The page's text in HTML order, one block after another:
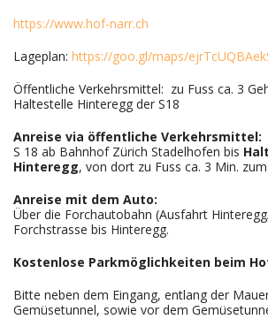
https://www.hof-narr.ch
Lageplan: https://goo.gl/maps/
Öffentliche Verkehrsmittel: zu Fuss ca. 3
Haltestelle Hinteregg der S18
Anreise via öffentliche Verkehrsmittel:
S 18 ab Bahnhof Zürich Stadelhofen bis
Hinteregg, von dort zu Fuss ca. 3 Min.
Anreise mit dem Auto:
Über die Forchautobahn (Ausfahrt
Forchstrasse bis Hinteregg.
Kostenlose Parkmöglichkeiten beim
Bitte neben dem Eingang, entlang der
Gemüsetunnel, sowie vor dem